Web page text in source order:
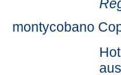
montycobano